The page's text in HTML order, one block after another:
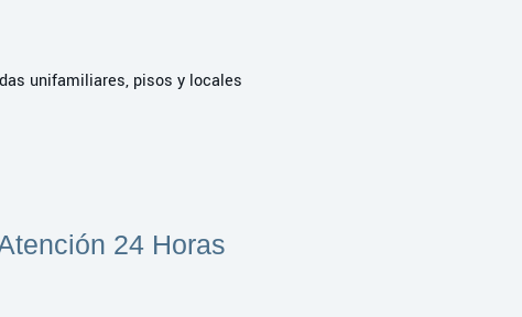
unifamiliares, pisos y locales
24 Horas